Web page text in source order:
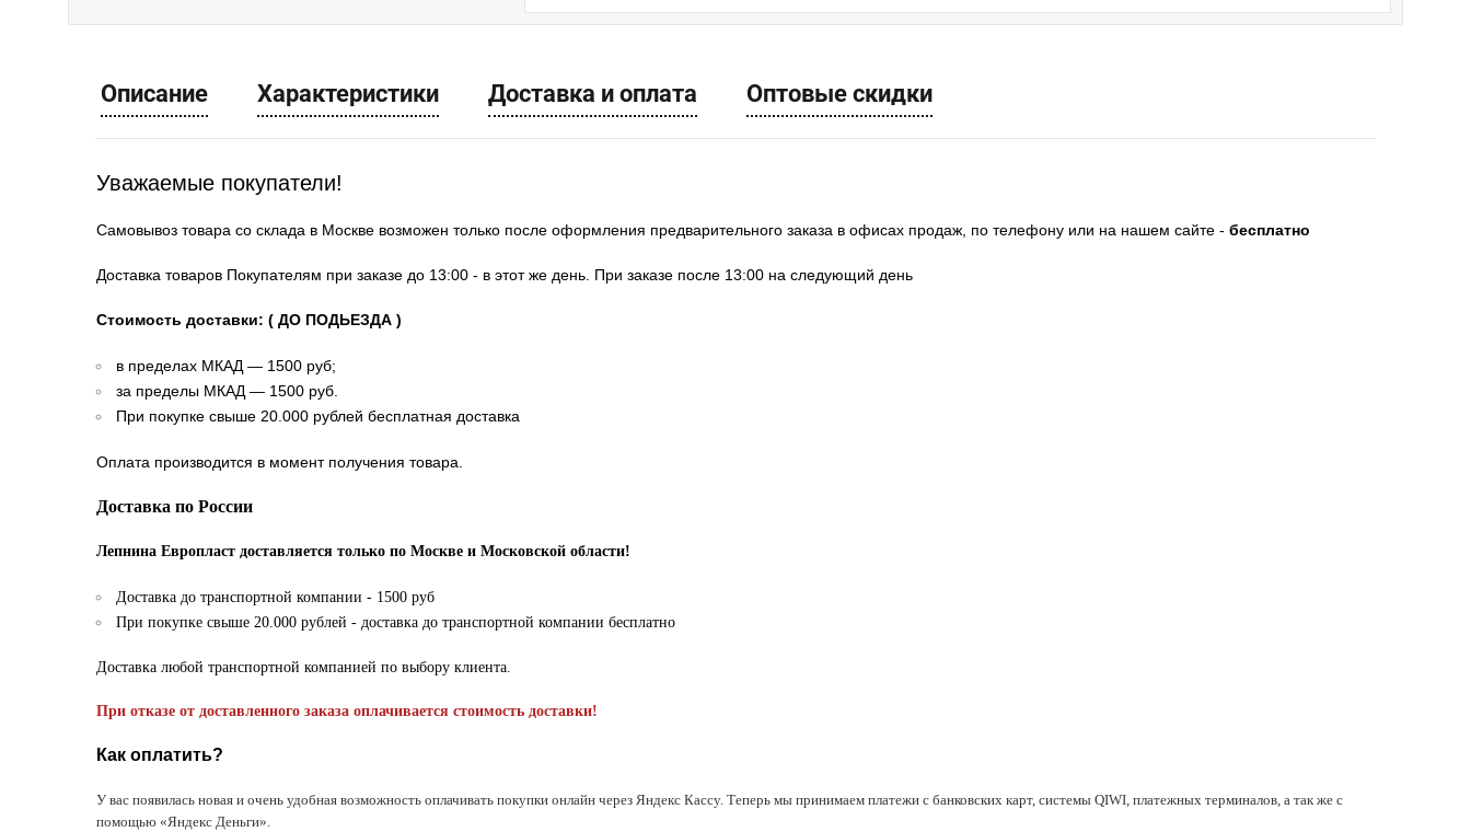
Описание Характеристики Доставка и оплата Оптовые скидки
Уважаемые покупатели!
Самовывоз товара со склада в Москве возможен только после оформления предварительного заказа в офисах продаж, по телефону или на нашем сайте - бесплатно
Доставка товаров Покупателям при заказе до 13:00 - в этот же день. При заказе после 13:00 на следующий день
Стоимость доставки: ( ДО ПОДЬЕЗДА )
в пределах МКАД — 1500 руб;
за пределы МКАД — 1500 руб.
При покупке свыше 20.000 рублей бесплатная доставка
Оплата производится в момент получения товара.
Доставка по России
Лепнина Европласт доставляется только по Москве и Московской области!
Доставка до транспортной компании - 1500 руб
При покупке свыше 20.000 рублей - доставка до транспортной компании бесплатно
Доставка любой транспортной компанией по выбору клиента.
При отказе от доставленного заказа оплачивается стоимость доставки!
Как оплатить?
У вас появилась новая и очень удобная возможность оплачивать покупки онлайн через Яндекс Кассу. Теперь мы принимаем платежи с банковских карт, системы QIWI, платежных терминалов, а так же с
помощью «Яндекс Деньги».